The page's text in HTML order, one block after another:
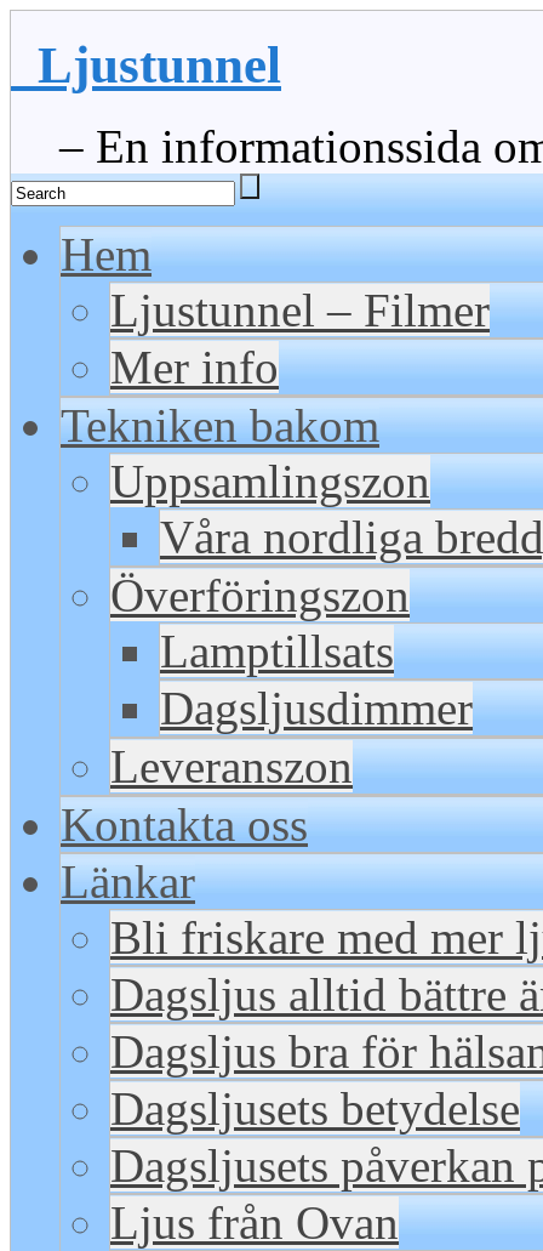
Ljustunnel
– En informationssida
Hem
Ljustunnel – Filmer
Mer info
Tekniken bakom
Uppsamlingszon
Våra nordliga
Överföringszon
Lamptillsats
Dagsljusdimmer
Leveranszon
Kontakta oss
Länkar
Bli friskare med mer
Dagsljus alltid bättre
Dagsljus bra för
Dagsljusets betydelse
Dagsljusets påverkan
Ljus från Ovan